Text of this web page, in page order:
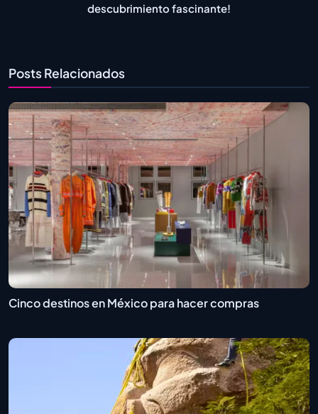
descubrimiento fascinante!
Posts Relacionados
Cinco destinos en México para hacer compras